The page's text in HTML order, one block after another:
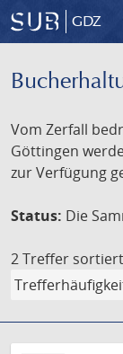
GDZ
Vom Zerfall
Göttingen
zur Verfügung
Status: Die
2 Treffer